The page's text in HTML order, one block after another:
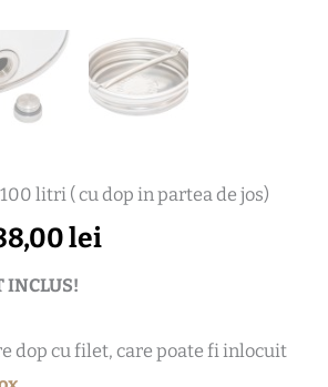
litri ( cu dop in partea de jos)
lei
INCLUS!
dop cu filet, care poate fi inlocuit